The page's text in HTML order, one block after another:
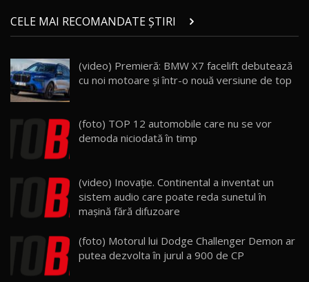
21
Micul BYD Dolphin Surf / Test Drive
AutoBlog.MD
16:59
22
Noua Mazda 6e / Test Drive AutoBlog.MD
26:59
Lynk & Co 01 / Test Drive AutoBlog.MD
25:19
ZEEKR 009: Cel mai Performant și Confortabil
Van Electric Testat în Moldova / AutoBlog.MD
26:38
mai Exclusiv și Puternic Defender Testat în
Moldova
32:21
CELE MAI RECOMANDATE ȘTIRI
(video) Premieră: BMW X7 facelift debutează
cu noi motoare şi într-o nouă versiune de top
(foto) TOP 12 automobile care nu se vor
demoda niciodată în timp
(video) Inovaţie. Continental a inventat un
sistem audio care poate reda sunetul în
maşină fără difuzoare
(foto) Motorul lui Dodge Challenger Demon ar
putea dezvolta în jurul a 900 de CP